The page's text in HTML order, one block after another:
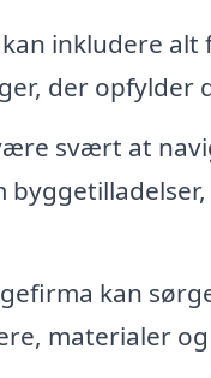
inkludere
der opfylder
svært at
kan
materialer